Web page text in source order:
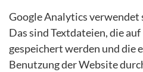
Google Analytics verwendet
Das sind Textdateien, die
gespeichert werden und die
Benutzung der Website